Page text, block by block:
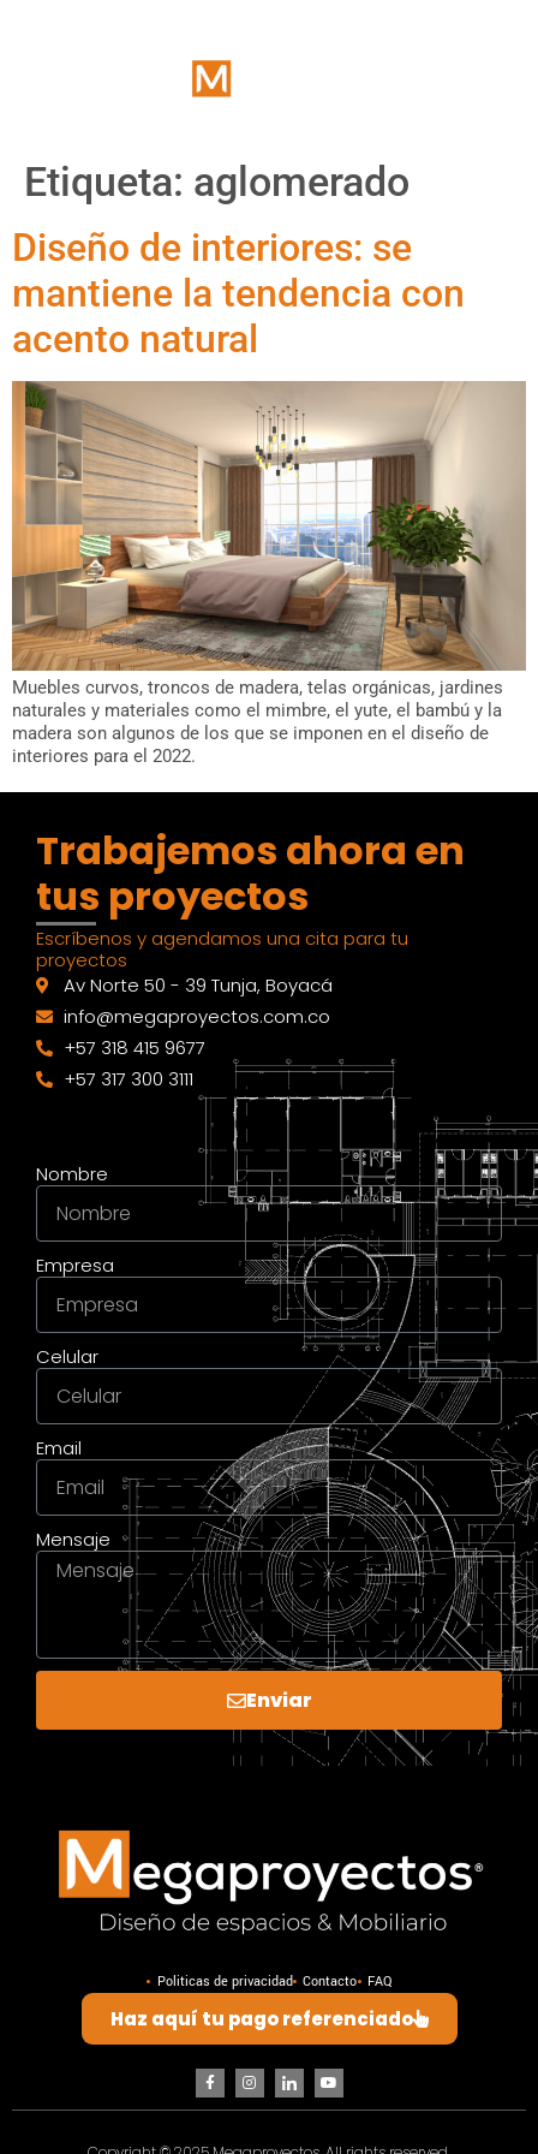
Etiqueta: aglomerado
Diseño de interiores: se
mantiene la tendencia con
acento natural
Muebles curvos, troncos de madera, telas orgánicas, jardines
naturales y materiales como el mimbre, el yute, el bambú y la
madera son algunos de los que se imponen en el diseño de
interiores para el 2022.
Nombre
Empresa
Celular
Email
Mensaje
Enviar
Trabajemos ahora en
tus proyectos
Escríbenos y agendamos una cita para tu
proyectos
Av Norte 50 - 39 Tunja, Boyacá
info@megaproyectos.com.co
+57 318 415 9677
+57 317 300 3111
Politicas de privacidad Contacto FAQ
Haz aquí tu pago referenciado